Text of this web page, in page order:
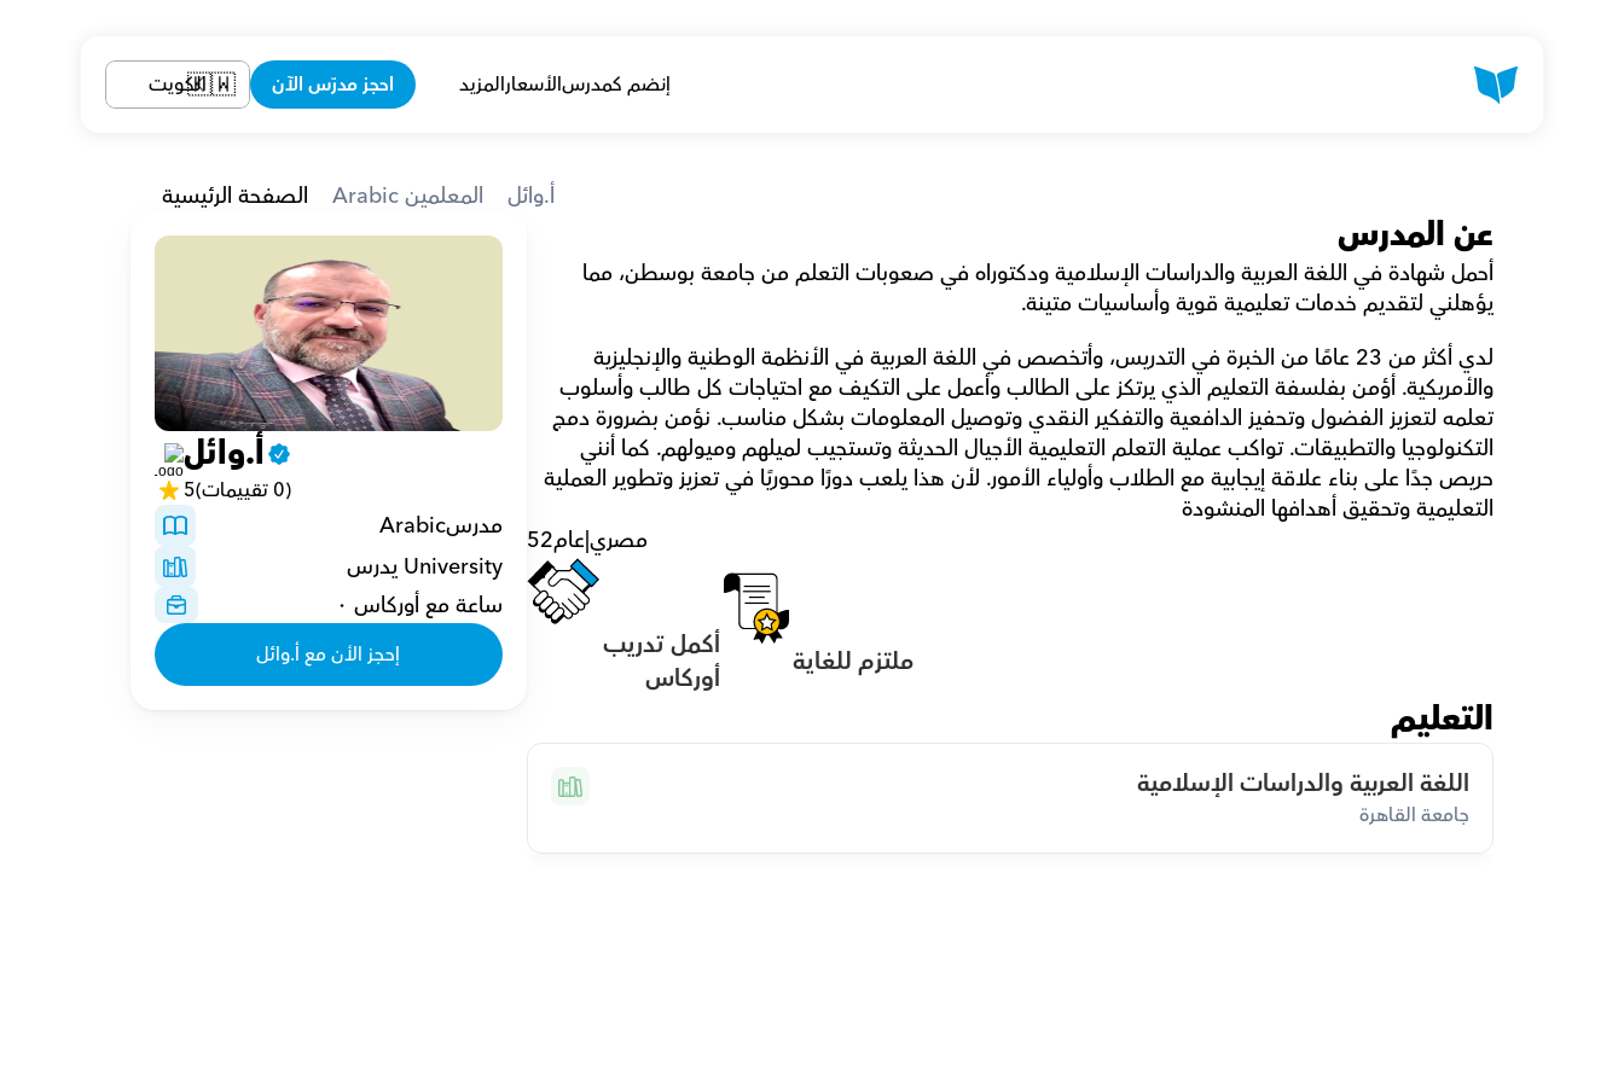
إنضم كمدرسالأسعارالمزيد احجز مدرّس الآن 🇰🇼الكويت
الصفحة الرئيسية Arabic المعلمين أ.وائل
أ.وائل
5 (0 تقييمات)
مدرسArabic
University يدرس
ساعة مع أوركاس ٠
إحجز الأن مع أ.وائل
عن المدرس
يؤهلني لتقديم خدمات تعليمية قوية وأساسيات متينة.
لدي أكثر من 23 عامًا من الخبرة في التدريس، وأتخصص في اللغة العربية في الأنظمة الوطنية والإنجليزية
والأمريكية. أؤمن بفلسفة التعليم الذي يرتكز على الطالب وأعمل على التكيف مع احتياجات كل طالب وأسلوب
تعلمه لتعزيز الفضول وتحفيز الدافعية والتفكير النقدي وتوصيل المعلومات بشكل مناسب. نؤمن بضرورة دمج
التكنولوجيا والتطبيقات. تواكب عملية التعلم التعليمية الأجيال الحديثة وتستجيب لميلهم وميولهم. كما أنني
حريص جدًا على بناء علاقة إيجابية مع الطلاب وأولياء الأمور. لأن هذا يلعب دورًا محوريًا في تعزيز وتطوير العملية
التعليمية وتحقيق أهدافها المنشودة
52عام|مصري
ملتزم للغاية
أوركاس
التعليم
اللغة العربية والدراسات الإسلامية
جامعة القاهرة